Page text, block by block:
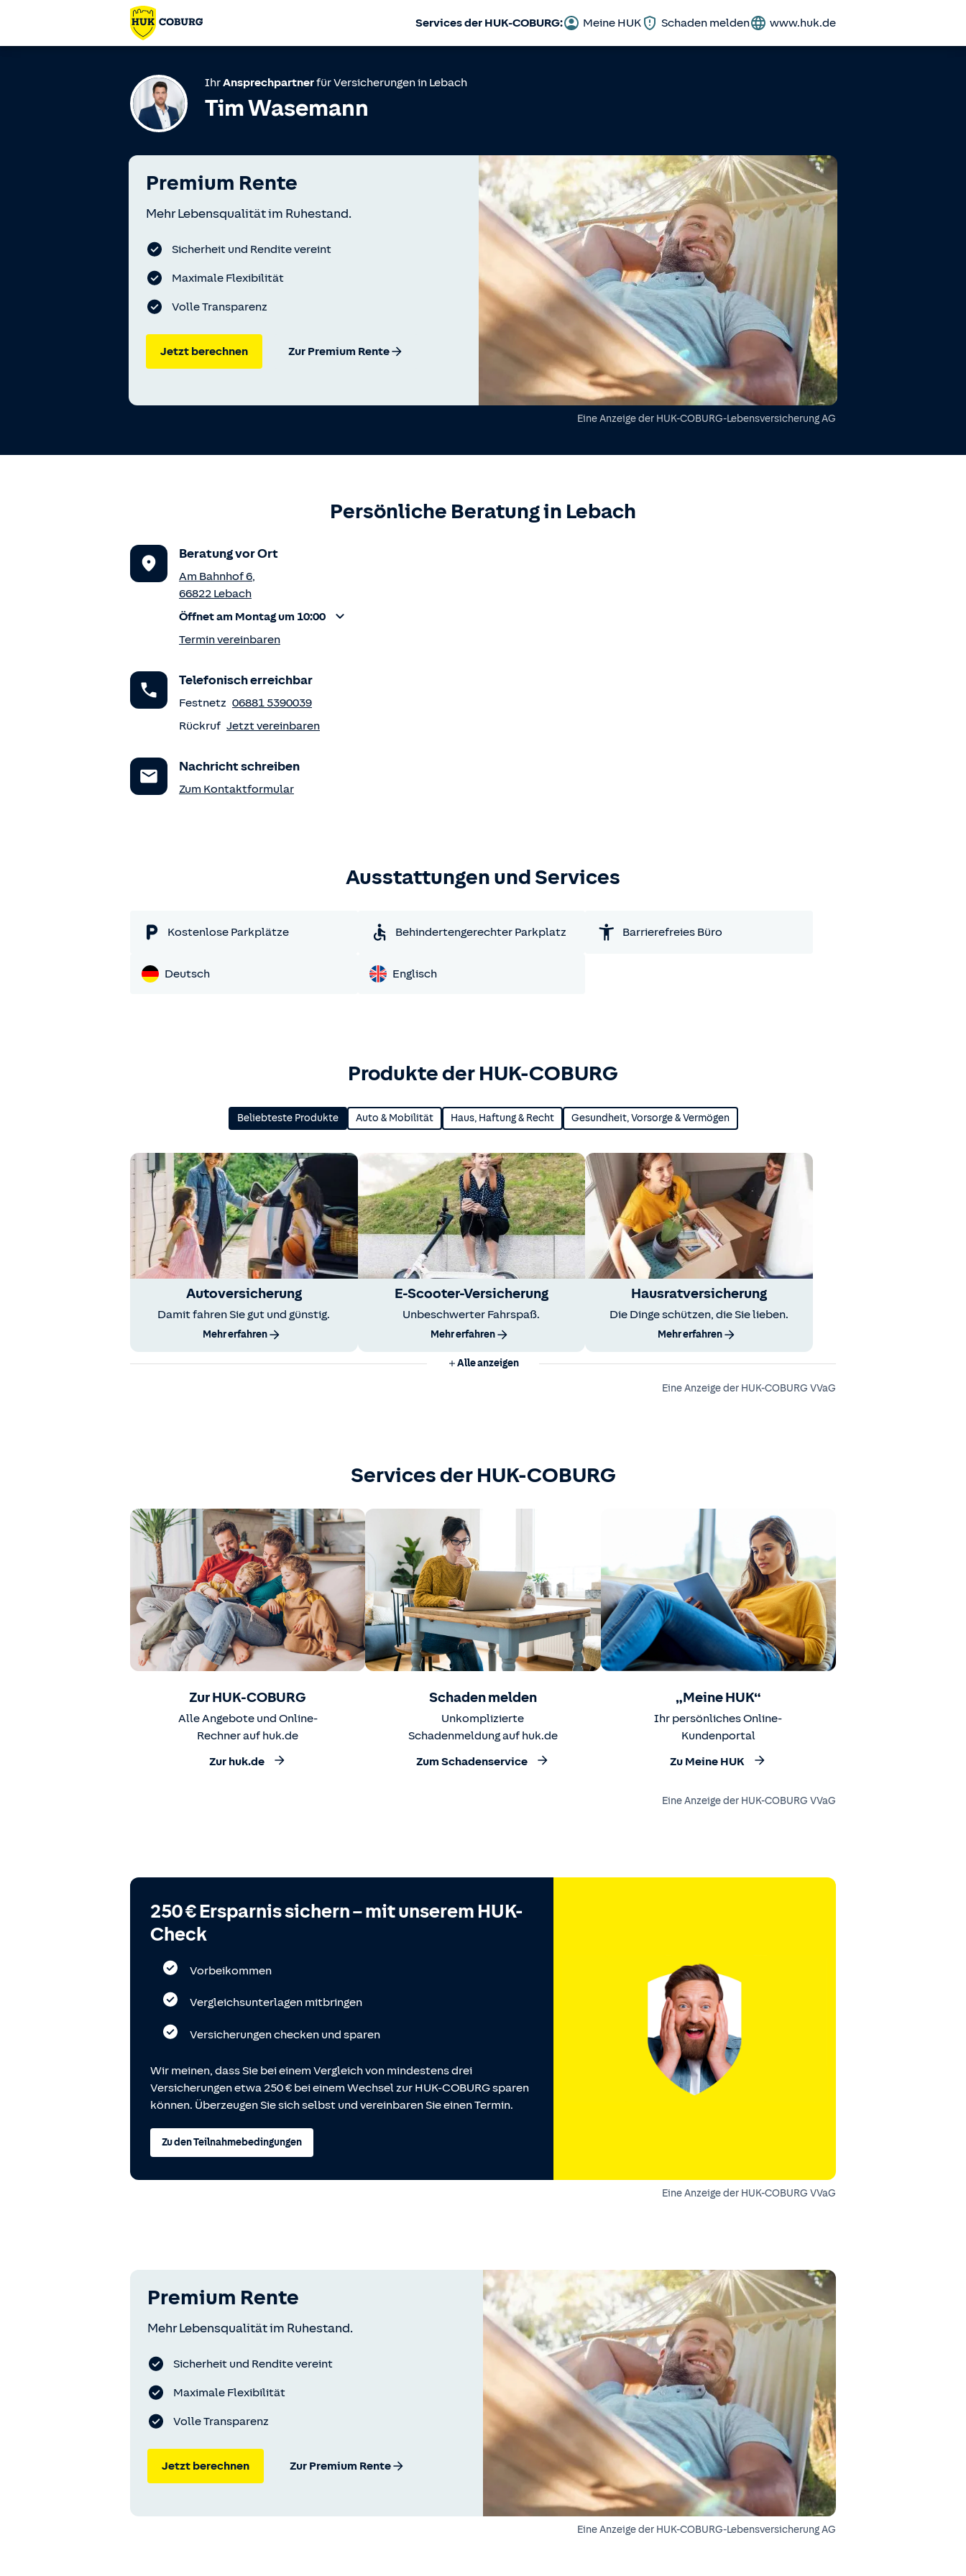
Services der HUK-COBURG: Meine HUK Schaden melden www.huk.de
IhrAnsprechpartnerfür Versicherungen in Lebach
Tim Wasemann
Premium Rente
Mehr Lebensqualität im Ruhestand.
Sicherheit und Rendite vereint
Maximale Flexibilität
Volle Transparenz
Jetzt berechnen Zur Premium Rente
Eine Anzeige der HUK-COBURG-Lebensversicherung AG
Persönliche Beratung in Lebach
Beratung vor Ort
Am Bahnhof 6,
66822 Lebach
Öffnet am Montag um 10:00
Termin vereinbaren
Telefonisch erreichbar
Festnetz 06881 5390039
Rückruf Jetzt vereinbaren
Nachricht schreiben
Zum Kontaktformular
Ausstattungen und Services
Kostenlose Parkplätze Behindertengerechter Parkplatz Barrierefreies Büro
Deutsch Englisch
Produkte der HUK-COBURG
Beliebteste Produkte Auto & Mobilität Haus, Haftung & Recht Gesundheit, Vorsorge & Vermögen
Autoversicherung
Damit fahren Sie gut und günstig.
Mehr erfahren
E-Scooter-Versicherung
Unbeschwerter Fahrspaß.
Mehr erfahren
Hausratversicherung
Die Dinge schützen, die Sie lieben.
Mehr erfahren
Alle anzeigen
Eine Anzeige der HUK-COBURG VVaG
Services der HUK-COBURG
Zur HUK-COBURG
Alle Angebote und Online-
Rechner auf huk.de
Zur huk.de
Schaden melden
Unkomplizierte
Schadenmeldung auf huk.de
Zum Schadenservice
„Meine HUK“
Ihr persönliches Online-
Kundenportal
Zu Meine HUK
Eine Anzeige der HUK-COBURG VVaG
250 € Ersparnis sichern – mit unserem HUK-
Check
Vorbeikommen
Vergleichsunterlagen mitbringen
Versicherungen checken und sparen
Wir meinen, dass Sie bei einem Vergleich von mindestens drei
Versicherungen etwa 250 € bei einem Wechsel zur HUK-COBURG sparen
können. Überzeugen Sie sich selbst und vereinbaren Sie einen Termin.
Zu den Teilnahmebedingungen
Eine Anzeige der HUK-COBURG VVaG
Premium Rente
Mehr Lebensqualität im Ruhestand.
Sicherheit und Rendite vereint
Maximale Flexibilität
Volle Transparenz
Jetzt berechnen Zur Premium Rente
Eine Anzeige der HUK-COBURG-Lebensversicherung AG